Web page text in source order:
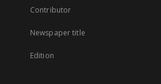
Contributor
Newspaper title
Edition